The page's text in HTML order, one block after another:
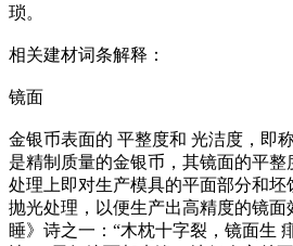
琐。
相关建材词条解释：
镜面
金银币表面的 平整度和 光洁度，即
是精制质量的金银币，其镜面的平
处理上即对生产模具的平面部分和坯
抛光处理，以便生产出高精度的镜面
睡》诗之一：“木枕十字裂，镜面生